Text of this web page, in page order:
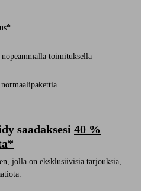
toimituksella
saadaksesi 40 %
jolla on eksklusiivisia tarjouksia,